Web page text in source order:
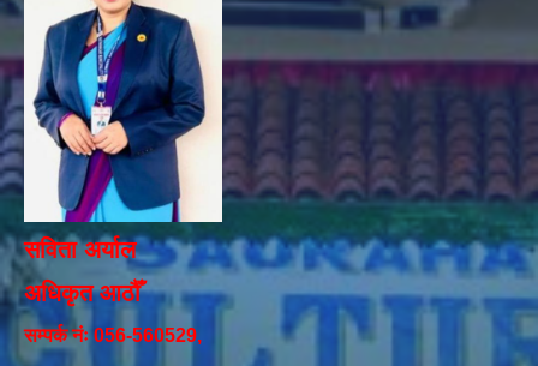
सविता अर्याल
अधिकृत आठौँ
सम्पर्क नंः 056-560529,